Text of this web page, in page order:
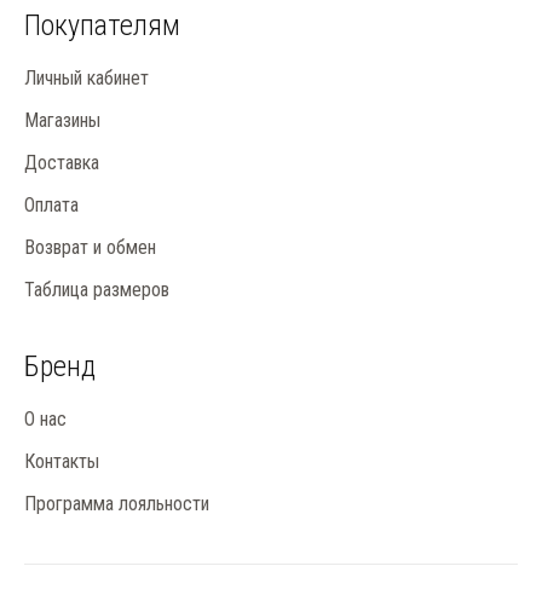
Покупателям
Личный кабинет
Магазины
Доставка
Оплата
Возврат и обмен
Таблица размеров
Бренд
О нас
Контакты
Программа лояльности